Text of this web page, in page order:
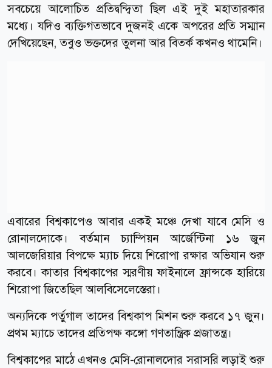
সবচেয়ে আলোচিত প্রতিদ্বন্দ্বিতা ছিল এই দুই মহাতারকার
মধ্যে। যদিও ব্যক্তিগতভাবে দুজনই একে অপরের প্রতি সম্মান
দেখিয়েছেন, তবুও ভক্তদের তুলনা আর বিতর্ক কখনও থামেনি।
এবারের বিশ্বকাপেও আবার একই মঞ্চে দেখা যাবে মেসি ও
রোনালদোকে। বর্তমান চ্যাম্পিয়ন আর্জেন্টিনা ১৬ জুন
আলজেরিয়ার বিপক্ষে ম্যাচ দিয়ে শিরোপা রক্ষার অভিযান শুরু
করবে। কাতার বিশ্বকাপের স্মরণীয় ফাইনালে ফ্রান্সকে হারিয়ে
শিরোপা জিতেছিল আলবিসেলেস্তেরা।
অন্যদিকে পর্তুগাল তাদের বিশ্বকাপ মিশন শুরু করবে ১৭ জুন।
প্রথম ম্যাচে তাদের প্রতিপক্ষ কঙ্গো গণতান্ত্রিক প্রজাতন্ত্র।
বিশ্বকাপের মাঠে এখনও মেসি-রোনালদোর সরাসরি লড়াই শুরু